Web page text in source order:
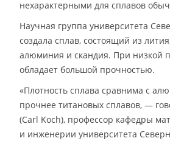
нехарактерными для сплавов
Научная группа университета
создала сплав, состоящий из
алюминия и скандия. При низкой
обладает большой прочностью.
«Плотность сплава сравнима с
прочнее титановых сплавов, —
(Carl Koch), профессор кафедры
и инженерии университета